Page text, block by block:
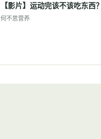
【影片】运动完该不该吃东西
何不思营养